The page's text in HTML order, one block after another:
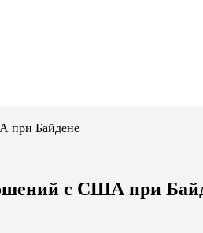
при Байдене
с США при